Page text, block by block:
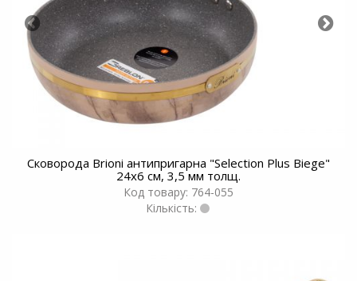
Сковорода Brioni антипригарна "Selection Plus Biege"
24x6 см, 3,5 мм толщ.
Код товару: 764-055
Кількість: